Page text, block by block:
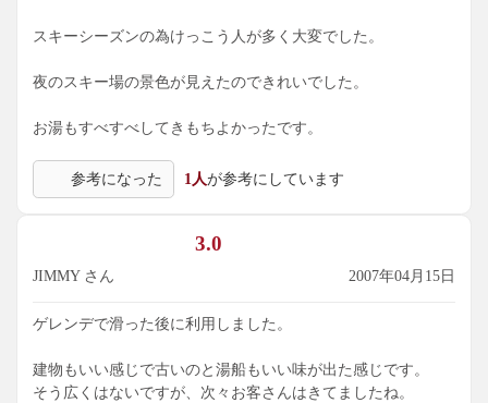
スキーシーズンの為けっこう人が多く大変でした。
夜のスキー場の景色が見えたのできれいでした。
お湯もすべすべしてきもちよかったです。
参考になった 1人が参考にしています
3.0
JIMMY さん 2007年04月15日
ゲレンデで滑った後に利用しました。
建物もいい感じで古いのと湯船もいい味が出た感じです。
そう広くはないですが、次々お客さんはきてましたね。